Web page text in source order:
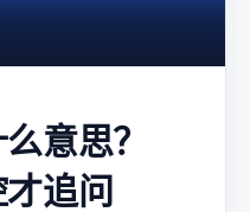
意思？
追问